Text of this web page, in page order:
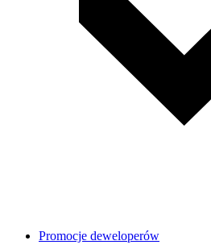
Promocje deweloperów